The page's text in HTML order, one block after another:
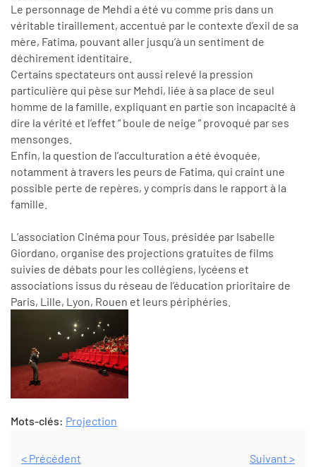
Le personnage de Mehdi a été vu comme pris dans un
véritable tiraillement, accentué par le contexte d’exil de sa
mère, Fatima, pouvant aller jusqu’à un sentiment de
déchirement identitaire.
Certains spectateurs ont aussi relevé la pression
particulière qui pèse sur Mehdi, liée à sa place de seul
homme de la famille, expliquant en partie son incapacité à
dire la vérité et l’effet “ boule de neige ” provoqué par ses
mensonges.
Enfin, la question de l’acculturation a été évoquée,
notamment à travers les peurs de Fatima, qui craint une
possible perte de repères, y compris dans le rapport à la
famille.
L’association Cinéma pour Tous, présidée par Isabelle
Giordano, organise des projections gratuites de films
suivies de débats pour les collégiens, lycéens et
associations issus du réseau de l’éducation prioritaire de
Paris, Lille, Lyon, Rouen et leurs périphéries.
Mots-clés: Projection
< Précédent Suivant >